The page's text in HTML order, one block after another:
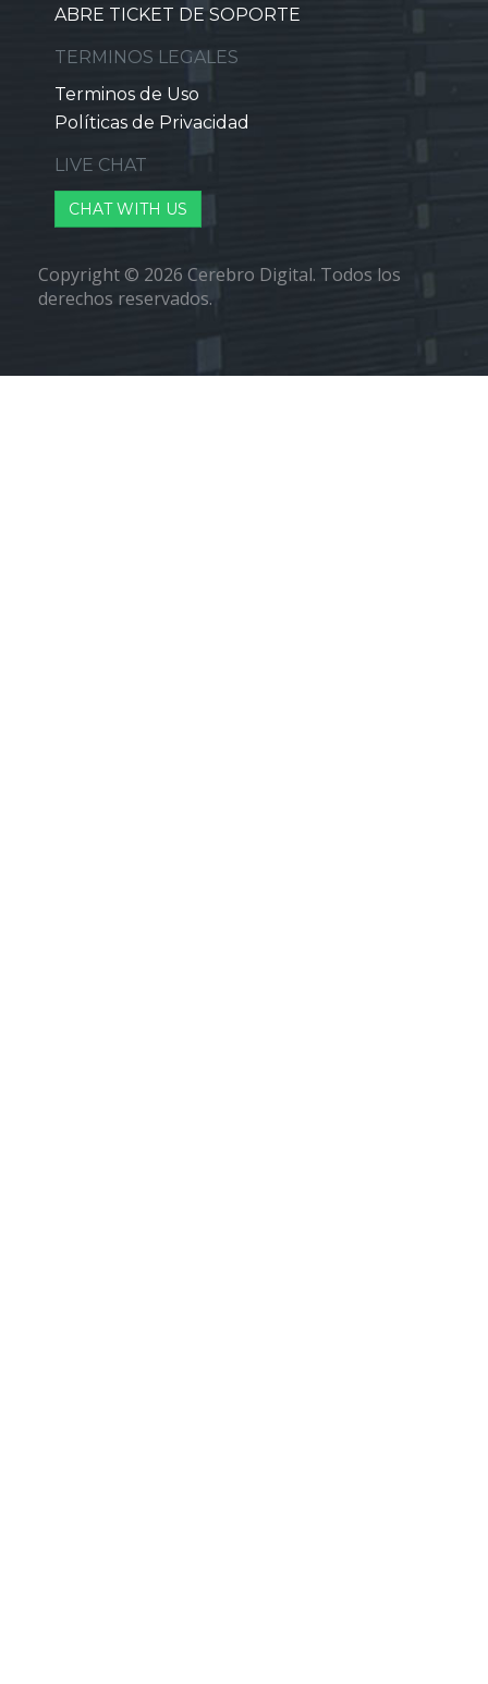
ABRE TICKET DE SOPORTE
TERMINOS LEGALES
Terminos de Uso
Políticas de Privacidad
LIVE CHAT
CHAT WITH US
Copyright © 2026 Cerebro Digital. Todos los
derechos reservados.